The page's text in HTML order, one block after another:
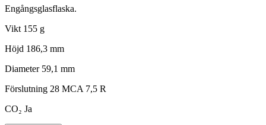
Engångsglasflaska.
Vikt 155 g
Höjd 186,3 mm
Diameter 59,1 mm
Förslutning 28 MCA 7,5 R
CO₂ Ja